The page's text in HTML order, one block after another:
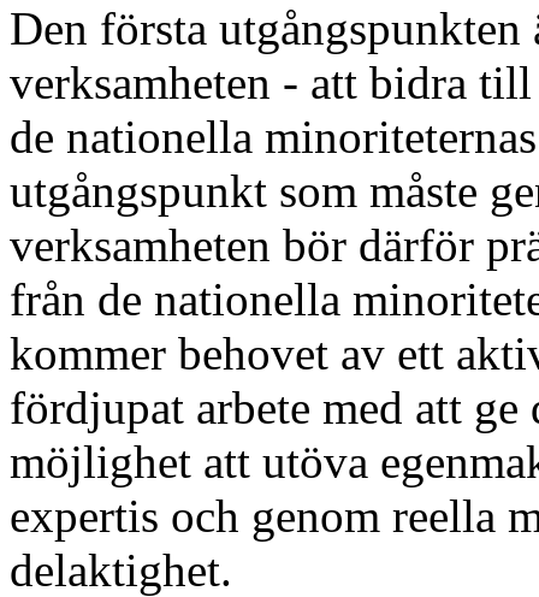
Den första
verksamheten - att bidra
de nationella
utgångspunkt som måste
verksamheten bör därför
från de nationella
kommer behovet av ett
fördjupat arbete med att
möjlighet att utöva
expertis och genom reella
delaktighet.